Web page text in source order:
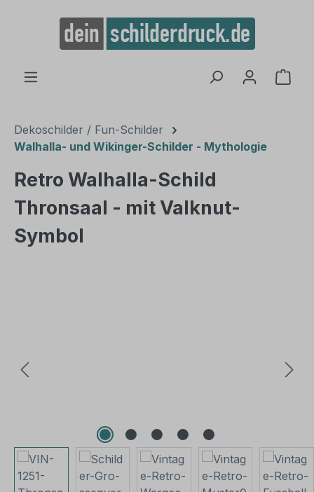
springen
Dekoschilder / Fun-Schilder
Walhalla- und Wikinger-Schilder - Mythologie
Retro Walhalla-Schild
Thronsaal - mit Valknut-
Symbol